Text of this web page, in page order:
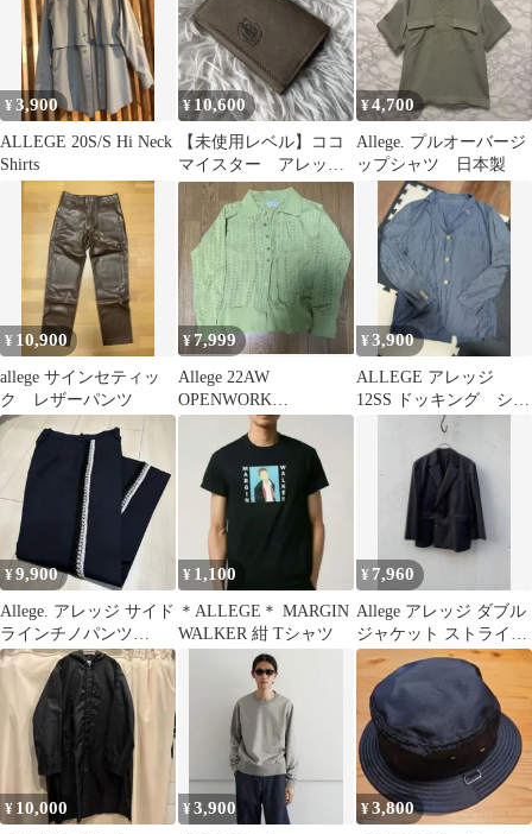
¥3,900
ALLEGE 20S/S Hi Neck
Shirts
¥ 10,600
【未使用レベル】ココ
マイスター アレッジ
ドコインケース 財布
¥4,700
Allege. プルオーバージ
ップシャツ 日本製
¥ 10,900
allege サインセティッ
ク レザーパンツ
¥7,999
Allege 22AW
OPENWORK
CARDIGAN size2
¥3,900
ALLEGE アレッジ
12SS ドッキング シャ
ツ ジャケット 長袖
¥9,900
Allege. アレッジ サイド
ラインチノパンツ
NAVY サイズ3
¥ 1,100
＊ALLEGE＊ MARGIN
WALKER 紺 Tシャツ
¥ 7,960
Allege アレッジ ダブル
ジャケット ストライプ
ネイビー 17AW
¥ 10,000 ¥3,900 ¥3,800